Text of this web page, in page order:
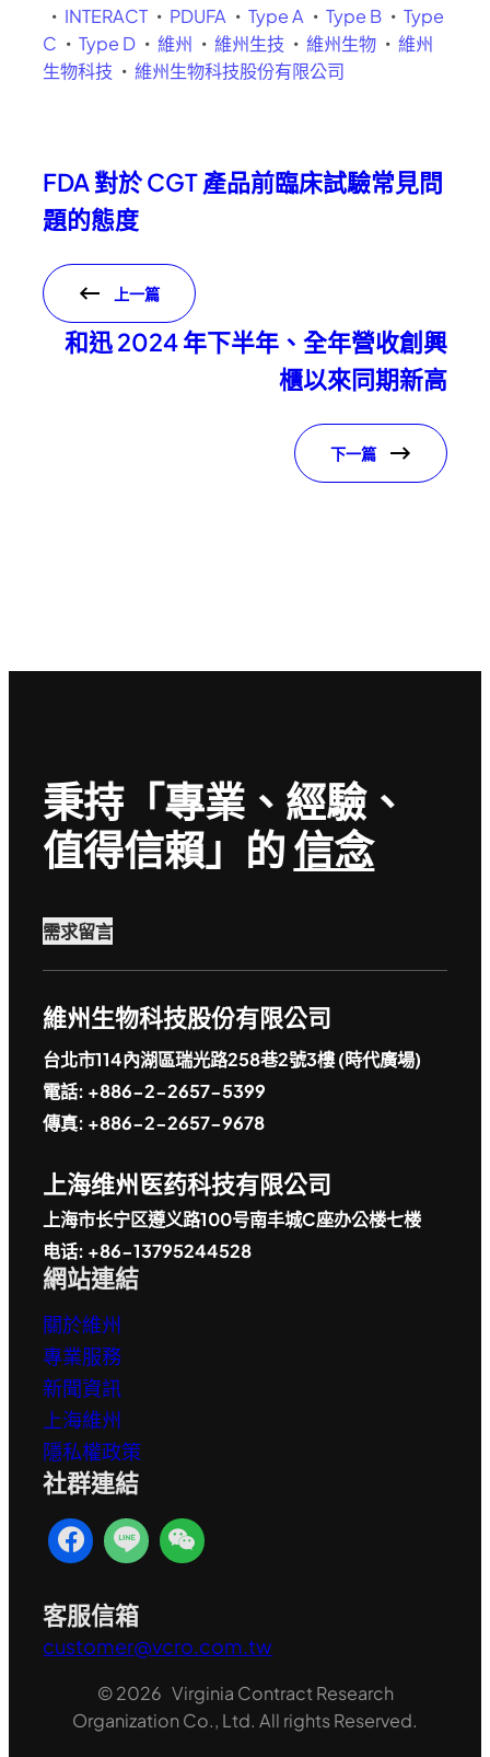
INTERACT PDUFA Type A Type B
Type
C
Type D 維州 維州生技 維州生物
維州
生物科技
維州生物科技股份有限公司
FDA 對於 CGT 產品前臨床試驗常見問
題的態度
上一篇
和迅 2024 年下半年、全年營收創興
櫃以來同期新高
下一篇
秉持「專業、經驗、
值得信賴」的信念
需求留言
維州生物科技股份有限公司
台北市114內湖區瑞光路258巷2號3樓 (時代廣場)
電話: +886-2-2657-5399
傳真: +886-2-2657-9678
上海维州医药科技有限公司
上海市长宁区遵义路100号南丰城C座办公楼七楼
电话: +86-13795244528
網站連結
關於維州
專業服務
新聞資訊
上海維州
隱私權政策
社群連結
客服信箱
customer@vcro.com.tw
© 2026 Virginia Contract Research
Organization Co., Ltd. All rights Reserved.